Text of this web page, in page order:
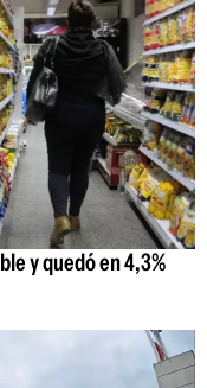
y quedó en 4,3%